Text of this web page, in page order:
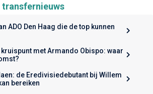
ADO Den Haag die de top kunnen
kruispunt met Armando Obispo: waar
de Eredivisiedebutant bij Willem
bereiken